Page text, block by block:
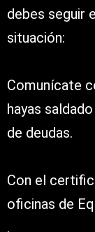
debes seguir
situación:
Comunícate
hayas
de deudas.
Con el
oficinas de
.